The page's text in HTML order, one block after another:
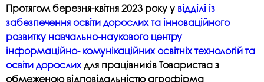
Протягом березня-квітня 2023 року у відділі із
забезпечення освіти дорослих та інноваційного
розвитку навчально-наукового центру
інформаційно- комунікаційних освітніх технологій та
освіти дорослихдля працівників Товариства з
обмеженою відповідальністю агрофірма